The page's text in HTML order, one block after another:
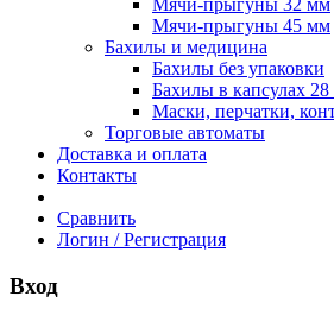
Мячи-прыгуны 32 мм
Мячи-прыгуны 45 мм
Бахилы и медицина
Бахилы без упаковки
Бахилы в капсулах
Маски, перчатки,
Торговые автоматы
Доставка и оплата
Контакты
Сравнить
Логин / Регистрация
Вход